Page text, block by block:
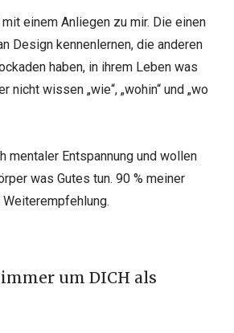
einem Anliegen zu mir. Die einen
Design kennenlernen, die anderen
haben, in ihrem Leben was
nicht wissen „wie“, „wohin“ und „wo
mentaler Entspannung und wollen
was Gutes tun. 90 % meiner
um DICH als